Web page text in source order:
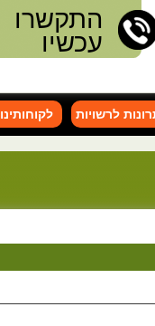
התקשרו
עכשיו
לרשויות לקוחותינו